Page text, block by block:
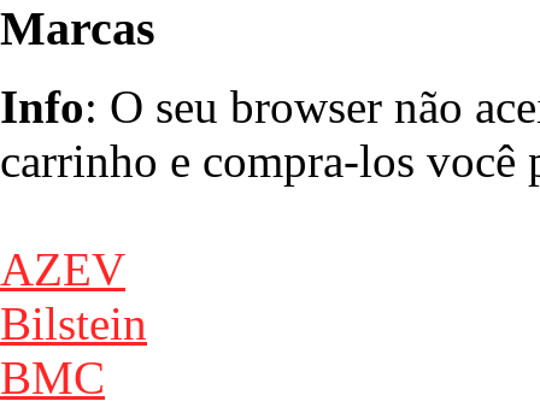
Marcas
Info: O seu browser não
carrinho e compra-los você
AZEV
Bilstein
BMC